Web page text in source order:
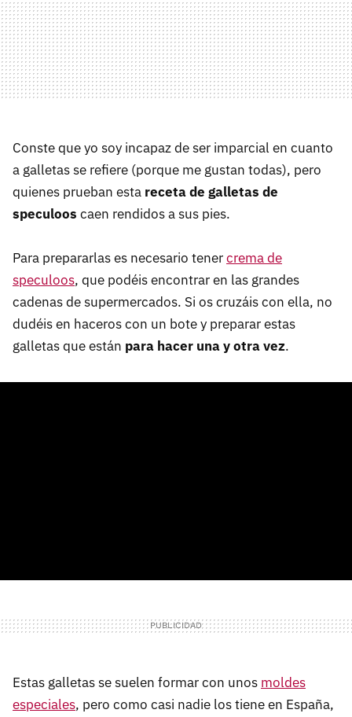
Conste que yo soy incapaz de ser imparcial en cuanto
a galletas se refiere (porque me gustan todas), pero
quienes prueban esta receta de galletas de
speculoos caen rendidos a sus pies.
Para prepararlas es necesario tenercrema de
speculoos, que podéis encontrar en las grandes
cadenas de supermercados. Si os cruzáis con ella, no
dudéis en haceros con un bote y preparar estas
galletas que están para hacer una y otra vez.
Estas galletas se suelen formar con unos moldes
especiales, pero como casi nadie los tiene en España,